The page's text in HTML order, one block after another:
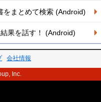
をまとめて検索 (Android)
果を話す！ (Android)
会社情報
Inc.